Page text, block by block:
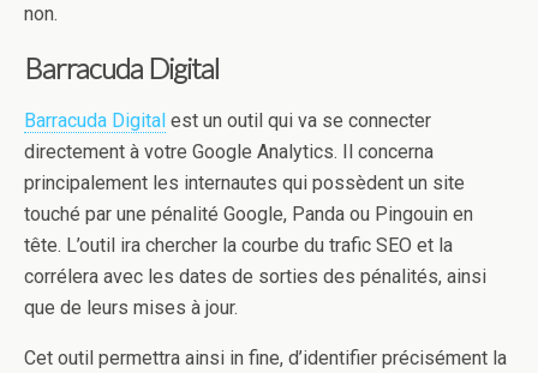
non.
Barracuda Digital
Barracuda Digital est un outil qui va se connecter
directement à votre Google Analytics. Il concerna
principalement les internautes qui possèdent un site
touché par une pénalité Google, Panda ou Pingouin en
tête. L’outil ira chercher la courbe du trafic SEO et la
corrélera avec les dates de sorties des pénalités, ainsi
que de leurs mises à jour.
Cet outil permettra ainsi in fine, d’identifier précisément la